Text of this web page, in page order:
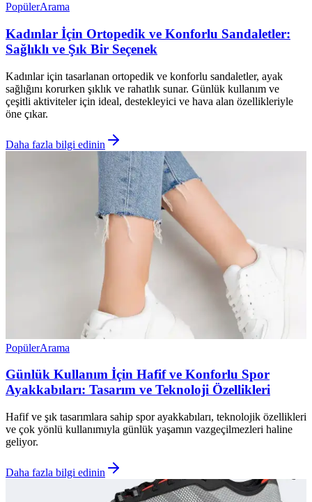
PopülerArama
Kadınlar İçin Ortopedik ve Konforlu Sandaletler:
Sağlıklı ve Şık Bir Seçenek
Kadınlar için tasarlanan ortopedik ve konforlu sandaletler, ayak
sağlığını korurken şıklık ve rahatlık sunar. Günlük kullanım ve
çeşitli aktiviteler için ideal, destekleyici ve hava alan özellikleriyle
öne çıkar.
Daha fazla bilgi edinin
PopülerArama
Günlük Kullanım İçin Hafif ve Konforlu Spor
Ayakkabıları: Tasarım ve Teknoloji Özellikleri
Hafif ve şık tasarımlara sahip spor ayakkabıları, teknolojik özellikleri
ve çok yönlü kullanımıyla günlük yaşamın vazgeçilmezleri haline
geliyor.
Daha fazla bilgi edinin